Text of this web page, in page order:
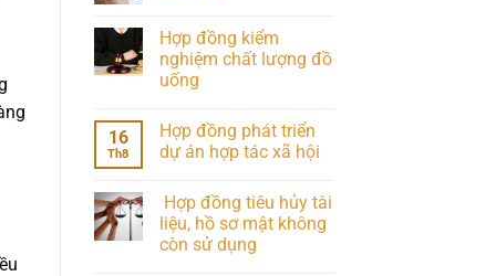
Hợp đồng kiểm
nghiệm chất lượng đồ
uống
16
Th8
Hợp đồng phát triển
dự án hợp tác xã hội
Hợp đồng tiêu hủy tài
liệu, hồ sơ mật không
còn sử dụng